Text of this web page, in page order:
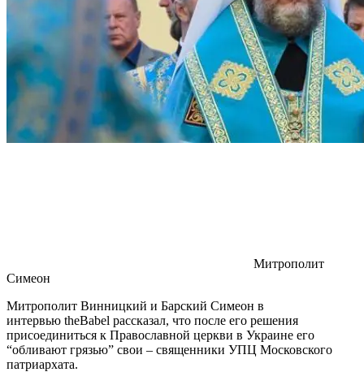
Митрополит
Симеон
Митрополит Винницкий и Барский Симеон в
интервью theBabel рассказал, что после его решения
присоединиться к Православной церкви в Украине его
“обливают грязью” свои – священники УПЦ Московского
патриархата.